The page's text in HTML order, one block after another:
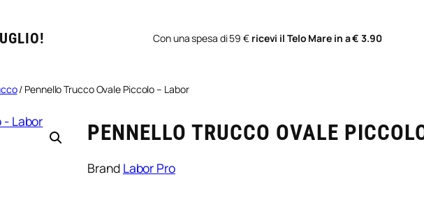
Con una spesa di 59 € ricevi il Telo Mare in a € 3.90
/ Pennello Trucco Ovale Piccolo – Labor
PENNELLO TRUCCO OVALE
Brand Labor Pro